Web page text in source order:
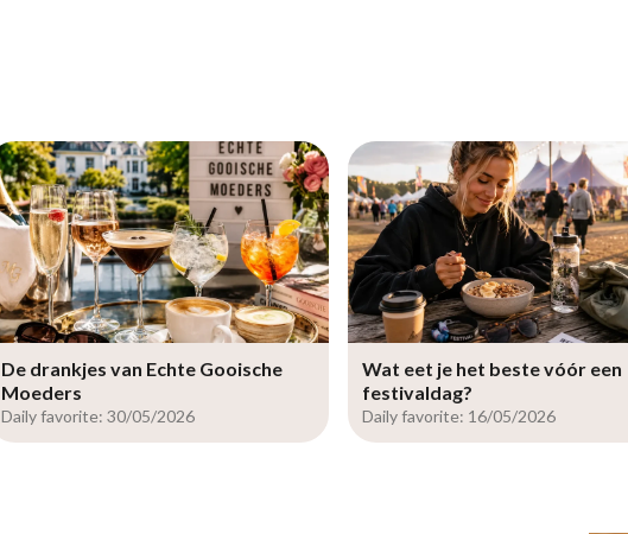
De drankjes van Echte Gooische
Moeders
Daily favorite: 30/05/2026
Wat eet je het beste vóór een
festivaldag?
Daily favorite: 16/05/2026